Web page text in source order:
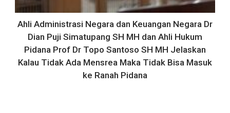
Ahli Administrasi Negara dan Keuangan Negara Dr
Dian Puji Simatupang SH MH dan Ahli Hukum
Pidana Prof Dr Topo Santoso SH MH Jelaskan
Kalau Tidak Ada Mensrea Maka Tidak Bisa Masuk
ke Ranah Pidana